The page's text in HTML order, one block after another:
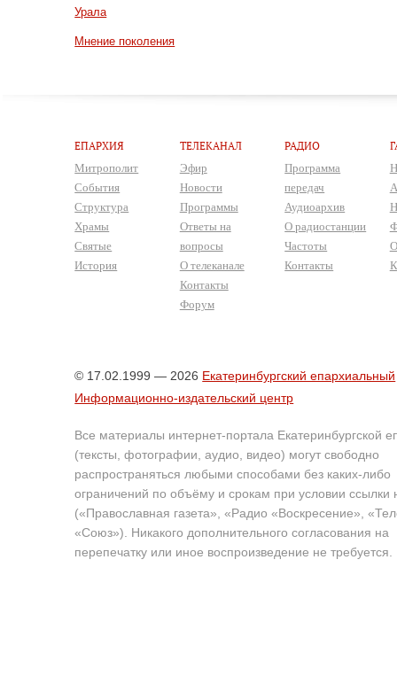
Урала
Мнение поколения
ЕПАРХИЯ
Митрополит
События
Структура
Храмы
Святые
История
ТЕЛЕКАНАЛ
Эфир
Новости
Программы
Ответы на
вопросы
О телеканале
Контакты
Форум
РАДИО
Программа
передач
Аудиоархив
О радиостанции
Частоты
Контакты
© 17.02.1999 — 2026 Екатеринбургский епархиальный
Информационно-издательский центр
Все материалы интернет-портала Екатеринбургской
(тексты, фотографии, аудио, видео) могут свободно
распространяться любыми способами без каких-либо
ограничений по объёму и срокам при условии ссылки
(«Православная газета», «Радио «Воскресение»,
«Союз»). Никакого дополнительного согласования на
перепечатку или иное воспроизведение не требуется.